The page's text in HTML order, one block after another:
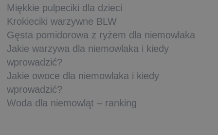
Miękkie pulpeciki dla dzieci
Krokieciki warzywne BLW
Gęsta pomidorowa z ryżem dla niemowlaka
Jakie warzywa dla niemowlaka i kiedy
wprowadzić?
Jakie owoce dla niemowlaka i kiedy
wprowadzić?
Woda dla niemowląt – ranking